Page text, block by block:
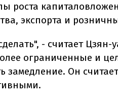
роста
экспорта и
- считает Цзян-
ограниченные и
замедление. Он